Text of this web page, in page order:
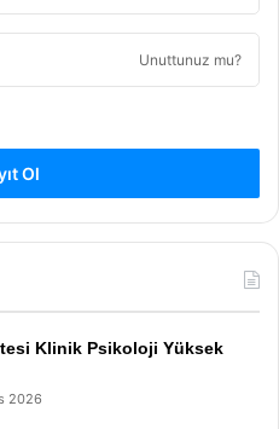
Unuttunuz mu?
Ol
Klinik Psikoloji Yüksek
2026